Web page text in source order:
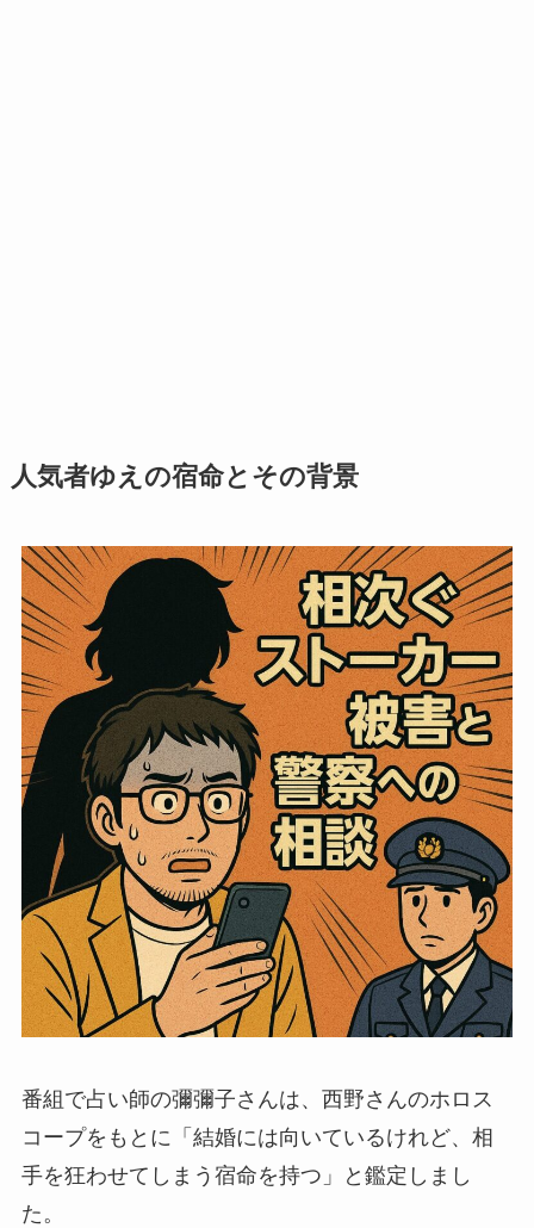
人気者ゆえの宿命とその背景
番組で占い師の彌彌子さんは、西野さんのホロス
コープをもとに「結婚には向いているけれど、相
手を狂わせてしまう宿命を持つ」と鑑定しまし
た。